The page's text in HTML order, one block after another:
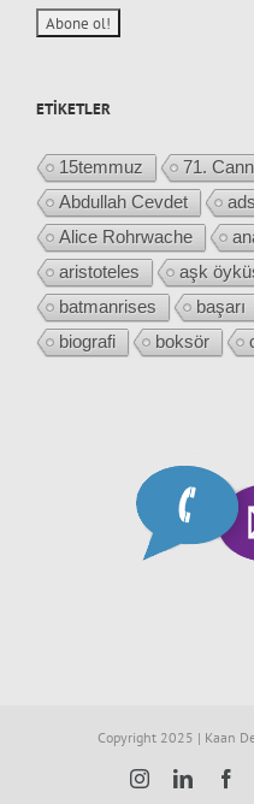
ETIKETLER
15temmuz 71.
Abdullah Cevdet
ads
Alice Rohrwache
aristoteles
aşk
batmanrises
başarı
biografi
boksör
Copyright 2025 | Kaan
InstagramLinkedIn